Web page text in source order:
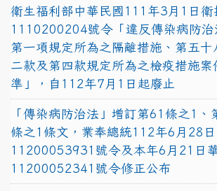
衛生福利部中華民國111年3月1日衛
1110200204號令「違反傳染病防治
第一項規定所為之隔離措施、第五十
二款及第四款規定所為之檢疫措施案
準」，自112年7月1日起廢止
「傳染病防治法」增訂第61條之1
條之1條文，業奉總統112年6月28
11200053931號令及本年6月21日
11200052341號令修正公布